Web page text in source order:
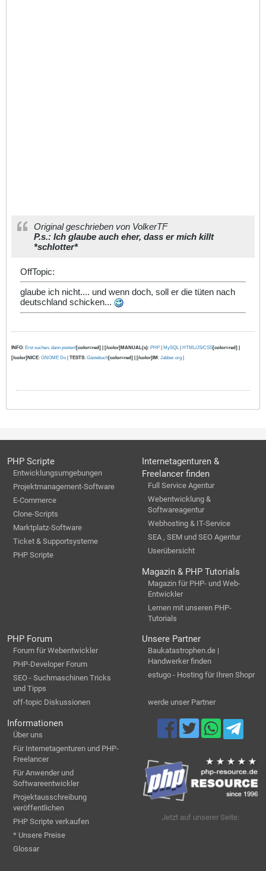
Original geschrieben von VolkerTF
P.s.: Ich glaube auch eher, dass er mich killt
*schlotter*
OffTopic:
glaube ich nicht.... und wenn doch, soll er die tüten nach
deutschland schicken...
INFO: Erst suchen, dann posten![color=red] | [/color]MANUAL(s): PHP MySQL| HTML/JS/CSS[color=red] |
[/color]NICE: GNOME Do TESTS: Gästebuch[color=red] | [/color]IM : Jabber.org
PHP Scripte
Entwicklungsumgebungen
Projektmanagement-Software
E-Commerce
Clone-Scripts
Marktplatz-Software
Ticket & Supportsysteme
PHP Scripte
Internetagenturen &
Freelancer finden
Full Service Agentur
Webentwicklung &
Softwareagentur
Webhosting & IT-Service
SEA , SEM und SEO Agentur
Userübersicht
Magazin & PHP Tutorials
Magazin für PHP- und Web-
Entwickler
Lernen mit unseren PHP-
Tutorials
PHP Forum
Forum für Webentwickler
PHP-Developer Forum
SEO - Suchmaschinen Tricks
und Tipps
off-topic Diskussionen
Unsere Partner
Baukatastrophen.de |
Handwerker finden
estugo - Hosting für Ihren Shopr
werde unser Partner
Informationen
Über uns
Für Internetagenturen und PHP-
Freelancer
Für Anwender und
Softwareentwickler
Projektausschreibung
veröffentlichen
PHP Scripte verkaufen
* Unsere Preise
Glossar
Jetzt auf unserer Seite: